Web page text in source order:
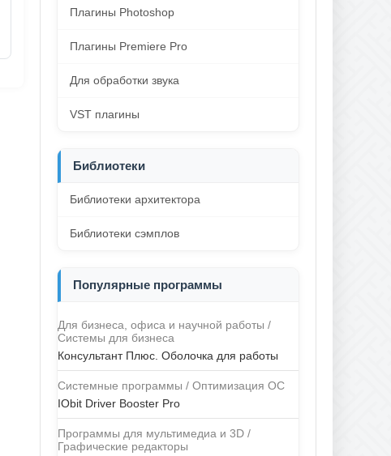
Плагины Photoshop
Плагины Premiere Pro
Для обработки звука
VST плагины
Библиотеки
Библиотеки архитектора
Библиотеки сэмплов
Популярные программы
Для бизнеса, офиса и научной работы /
Системы для бизнеса
Консультант Плюс. Оболочка для работы
Системные программы / Оптимизация ОС
IObit Driver Booster Pro
Программы для мультимедиа и 3D /
Графические редакторы